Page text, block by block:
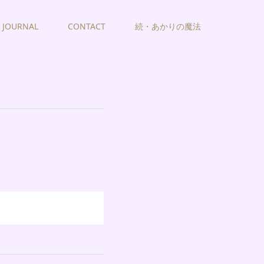
JOURNAL CONTACT 続・あかりの魔法